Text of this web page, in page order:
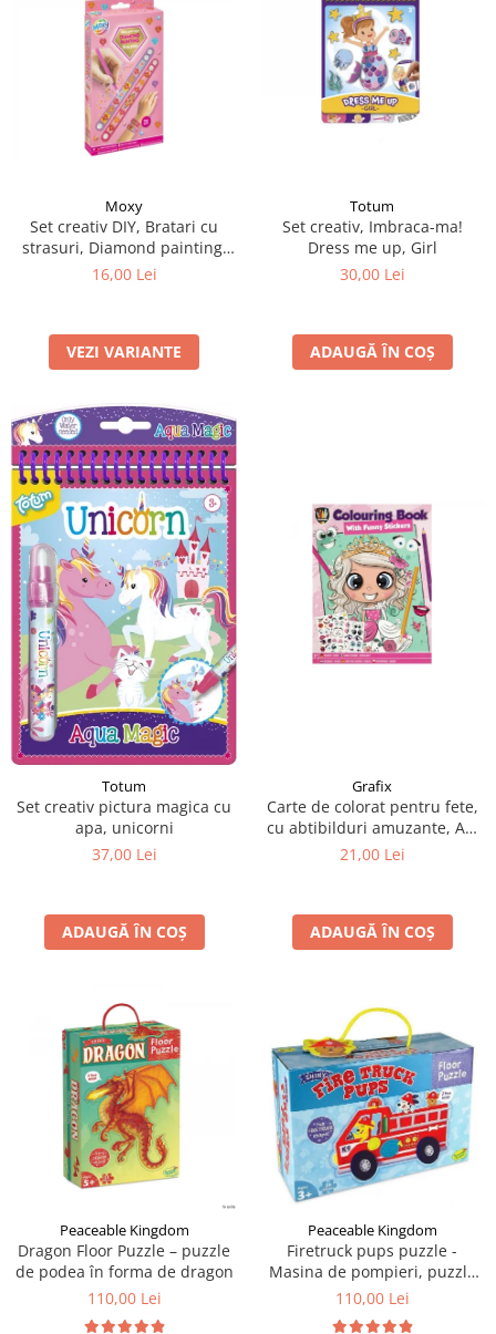
Moxy
Set creativ DIY, Bratari cu
strasuri, Diamond painting,
roz
16,00 Lei
VEZI VARIANTE
Totum
Set creativ, Imbraca-ma!
Dress me up, Girl
30,00 Lei
ADAUGĂ ÎN COȘ
Totum
Set creativ pictura magica cu
apa, unicorni
37,00 Lei
ADAUGĂ ÎN COȘ
Grafix
Carte de colorat pentru fete,
cu abtibilduri amuzante, A4,
24 pagini
21,00 Lei
ADAUGĂ ÎN COȘ
Peaceable Kingdom
Dragon Floor Puzzle – puzzle
de podea în forma de dragon
110,00 Lei
Peaceable Kingdom
Firetruck pups puzzle -
Masina de pompieri, puzzle
mare de podea
110,00 Lei